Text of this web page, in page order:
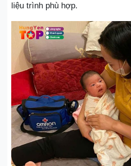
liệu trình phù hợp.